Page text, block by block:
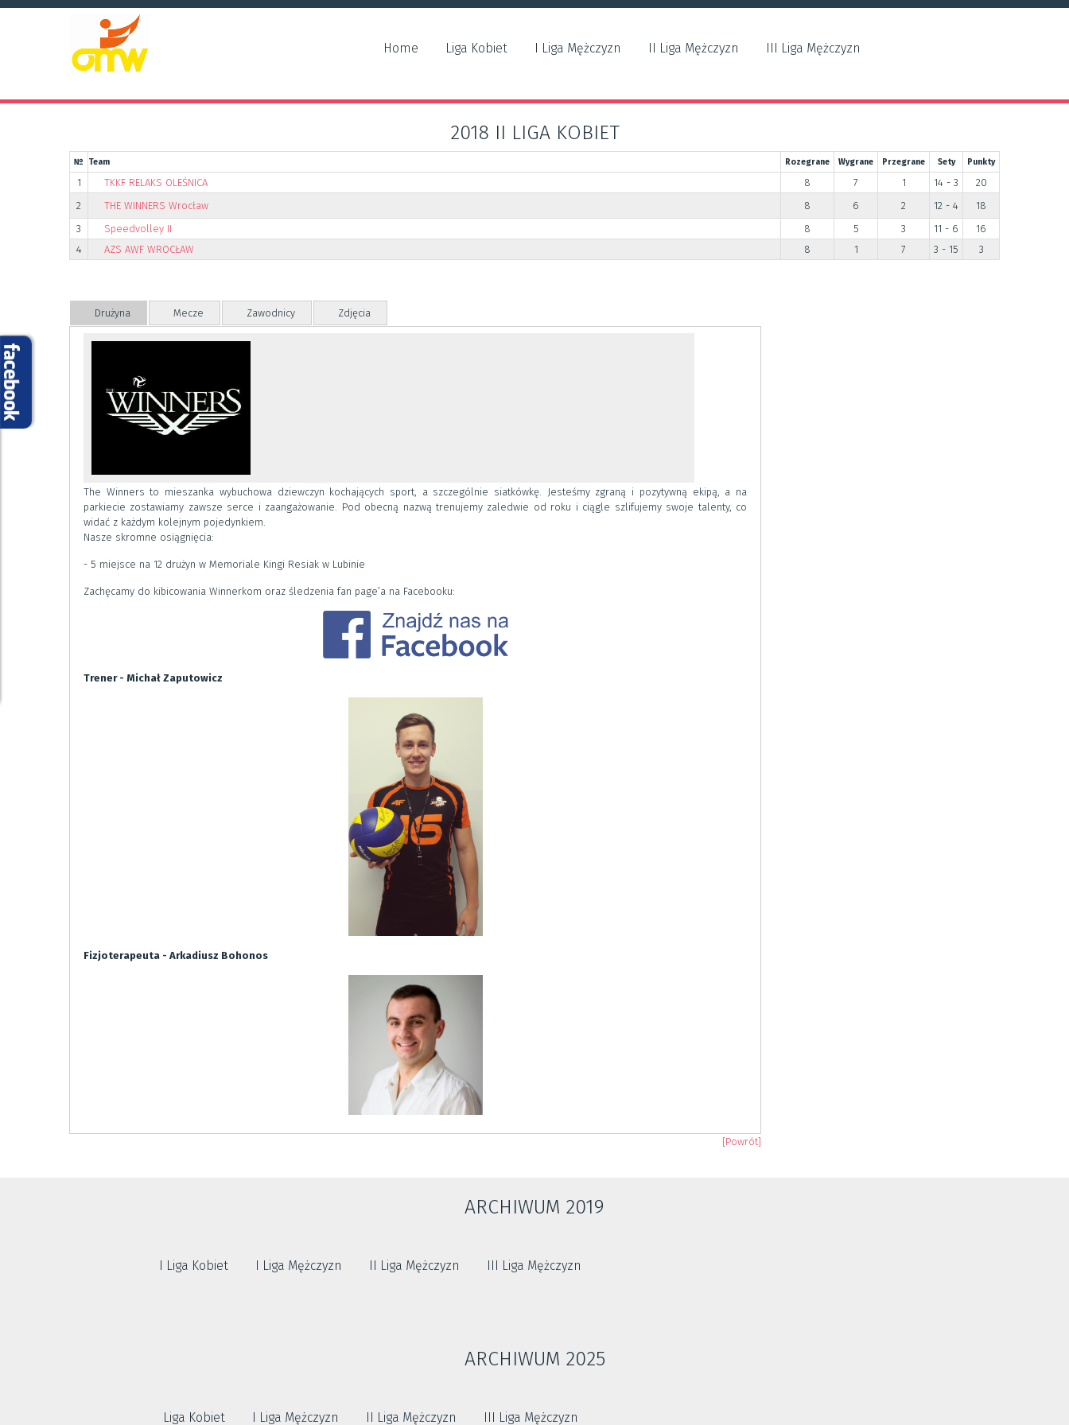
Home Liga Kobiet I Liga Mężczyzn II Liga Mężczyzn III Liga Mężczyzn
2018 II LIGA KOBIET
№ Team Rozegrane Wygrane Przegrane Sety Punkty
1 TKKF RELAKS OLEŚNICA 8 7 1 14 - 3
20
2
THE WINNERS Wrocław 8 6 2 12 - 4
18
3
Speedvolley II 8 5 3 11 - 6
16
4
AZS AWF WROCŁAW 8 1 7 3 - 15 3
Drużyna Mecze Zawodnicy Zdjęcia
The Winners to mieszanka wybuchowa dziewczyn kochających sport, a szczególnie siatkówkę. Jesteśmy zgraną i pozytywną ekipą, a na
parkiecie zostawiamy zawsze serce i zaangażowanie. Pod obecną nazwą trenujemy zaledwie od roku i ciągle szlifujemy swoje talenty, co
widać z każdym kolejnym pojedynkiem.
Nasze skromne osiągnięcia:
- 5 miejsce na 12 drużyn w Memoriale Kingi Resiak w Lubinie
Zachęcamy do kibicowania Winnerkom oraz śledzenia fan page’a na Facebooku:
Trener - Michał Zaputowicz
Fizjoterapeuta - Arkadiusz Bohonos
[Powrót]
ARCHIWUM 2019
I Liga Kobiet I Liga Mężczyzn II Liga Mężczyzn III Liga Mężczyzn
ARCHIWUM 2025
Liga Kobiet I Liga Mężczyzn II Liga Mężczyzn III Liga Mężczyzn